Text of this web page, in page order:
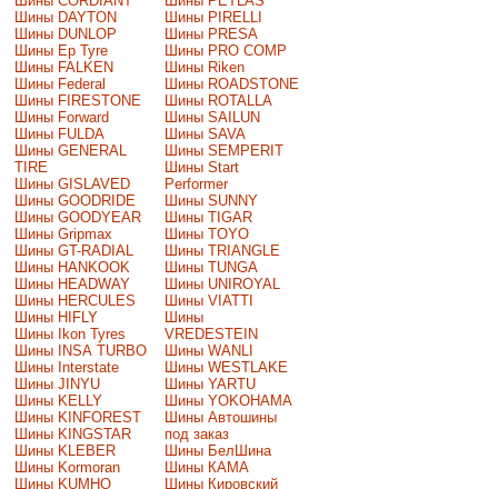
Шины DAYTON
Шины DUNLOP
Шины Ep Tyre
Шины FALKEN
Шины Federal
Шины FIRESTONE
Шины Forward
Шины FULDA
Шины GENERAL
TIRE
Шины GISLAVED
Шины GOODRIDE
Шины GOODYEAR
Шины Gripmax
Шины GT-RADIAL
Шины HANKOOK
Шины HEADWAY
Шины HERCULES
Шины HIFLY
Шины Ikon Tyres
Шины INSA TURBO
Шины Interstate
Шины JINYU
Шины KELLY
Шины KINFOREST
Шины KINGSTAR
Шины KLEBER
Шины Kormoran
Шины KUMHO
Шины PIRELLI
Шины PRESA
Шины PRO COMP
Шины Riken
Шины ROADSTONE
Шины ROTALLA
Шины SAILUN
Шины SAVA
Шины SEMPERIT
Шины Start
Performer
Шины SUNNY
Шины TIGAR
Шины TOYO
Шины TRIANGLE
Шины TUNGA
Шины UNIROYAL
Шины VIATTI
Шины
VREDESTEIN
Шины WANLI
Шины WESTLAKE
Шины YARTU
Шины YOKOHAMA
Шины Автошины
под заказ
Шины БелШина
Шины КАМА
Шины Кировский